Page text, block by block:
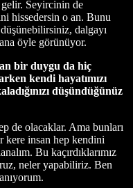
Seyircinin de
hissedersin o an. Bunu
dalgayı
öyle görünüyor.
bir duygu da hiç
kendi hayatımızı
düşündüğünüz
de olacaklar. Ama bunları
kere insan hep kendini
Bu kaçırdıklarımız
neler yapabiliriz. Ben